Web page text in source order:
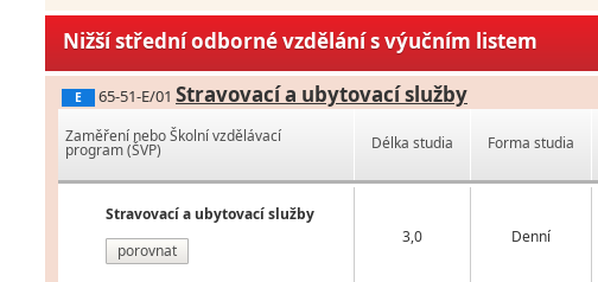
Nižší střední odborné vzdělání s výučním listem
E 65-51-E/01 Stravovací a ubytovací služby
Zaměření nebo Školní vzdělávací
program (ŠVP)
Stravovací a ubytovací služby
porovnat
Délka studia Forma studia
3,0 Denní